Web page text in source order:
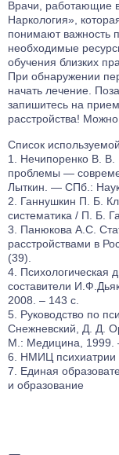
Врачи, работающие
Наркология» ,
понимают важность
необходимые
обучения близких
При обнаружении
начать лечение.
запишитесь на
расстройства! Можно
Список
Нечипоренко В. В.
проблемы —
Лыткин. — СПб.:
Ганнушкин П. Б.
систематика / П. Б.
Панюкова А.С.
расстройствами в
(39).
Психологическая
составители
2008. – 143 с.
Руководство по
Снежневский, Д. Д.
М.: Медицина, 1999.
НМИЦ психиатрии
Единая
и образование